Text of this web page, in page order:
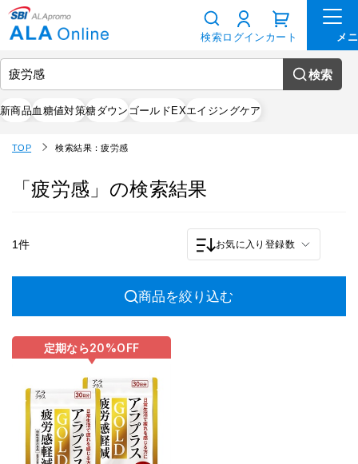
検索
新商品血糖値対策糖ダウンゴールドEXエイジングケア
検索ログイン カート
TOP 検索結果：疲労感
「疲労感」の検索結果
1件 お気に入り登録数
商品を絞り込む
定期なら20%OFF